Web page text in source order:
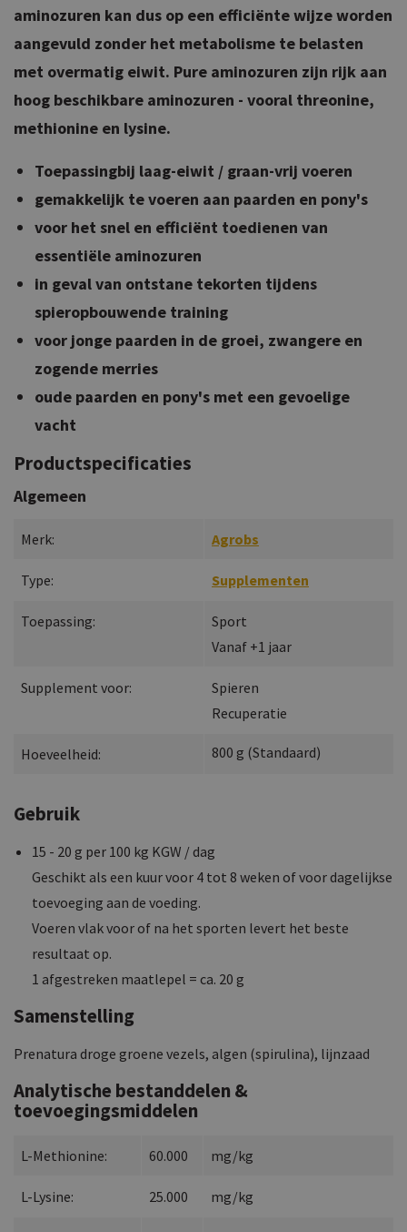
aminozuren kan dus op een efficiënte wijze worden
aangevuld zonder het metabolisme te belasten
met overmatig eiwit. Pure aminozuren zijn rijk aan
hoog beschikbare aminozuren - vooral threonine,
methionine en lysine.
Toepassingbij laag-eiwit / graan-vrij voeren
gemakkelijk te voeren aan paarden en pony's
voor het snel en efficiënt toedienen van
essentiële aminozuren
in geval van ontstane tekorten tijdens
spieropbouwende training
voor jonge paarden in de groei, zwangere en
zogende merries
oude paarden en pony's met een gevoelige
vacht
Productspecificaties
Algemeen
Merk: Agrobs
Type: Supplementen
Toepassing:
Sport
Vanaf +1 jaar
Supplement voor:
Spieren
Recuperatie
Hoeveelheid: 800 g (Standaard)
Gebruik
15 - 20 g per 100 kg KGW / dag
Geschikt als een kuur voor 4 tot 8 weken of voor dagelijkse
toevoeging aan de voeding.
Voeren vlak voor of na het sporten levert het beste
resultaat op.
1 afgestreken maatlepel = ca. 20 g
Samenstelling
Prenatura droge groene vezels, algen (spirulina), lijnzaad
Analytische bestanddelen &
toevoegingsmiddelen
L-Methionine: 60.000 mg/kg
L-Lysine: 25.000 mg/kg